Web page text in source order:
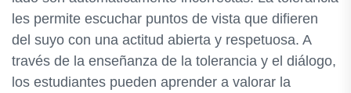
les permite escuchar puntos de vista que difieren
del suyo con una actitud abierta y respetuosa. A
través de la enseñanza de la tolerancia y el diálogo,
los estudiantes pueden aprender a valorar la